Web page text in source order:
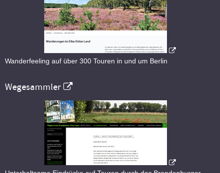
Wanderfeeling auf über 300 Touren in und um Berlin
Wegesammler